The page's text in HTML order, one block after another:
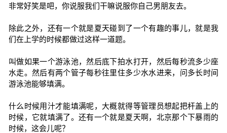
非常好笑是吧，你说服我们干嘛说服你自己男朋友去。
除此之外，还有一个就是夏天碰到了一个有趣的事儿，就是我
们在上学的时候都做过这样一道题。
叫做如果一个游泳池，然后底下拍水打开，然后每秒流多少座
水走。然后有两个管子每秒往里住多少水水进来，问多长时间
游泳池能够填满。
什么时候用汁才能填满呢，大概就得等管理员想起把杆盖上的
时候，它就填满了。还有一个就是夏天啊，北京那个下暴雨的
时候，这会儿呢？